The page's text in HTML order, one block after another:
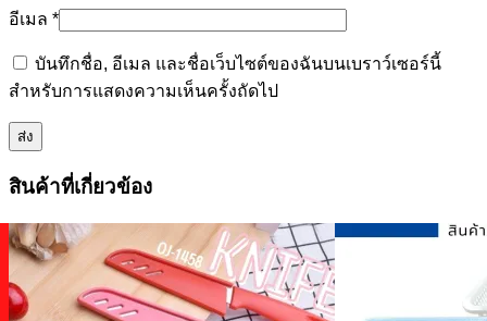
อีเมล *
บันทึกชื่อ, อีเมล และชื่อเว็บไซต์ของฉันบนเบราว์เซอร์นี้
สำหรับการแสดงความเห็นครั้งถัดไป
สินค้าที่เกี่ยวข้อง